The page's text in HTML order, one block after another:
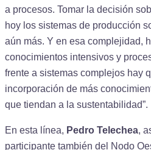
a procesos. Tomar la decisión
hoy los sistemas de producción
aún más. Y en esa complejidad,
conocimientos intensivos y
frente a sistemas complejos hay
incorporación de más
que tiendan a la sustentabilidad”.
En esta línea, Pedro Telechea,
participante también del Nodo